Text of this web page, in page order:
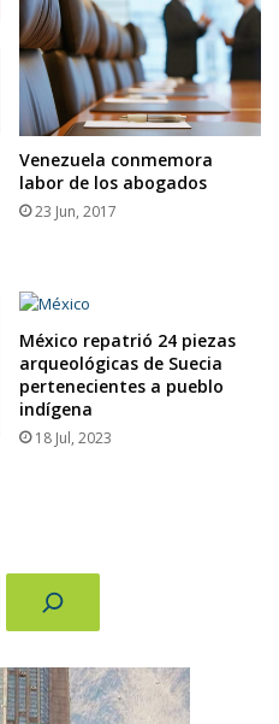
Venezuela conmemora
labor de los abogados
23 Jun, 2017
México repatrió 24 piezas
arqueológicas de Suecia
pertenecientes a pueblo
indígena
18 Jul, 2023